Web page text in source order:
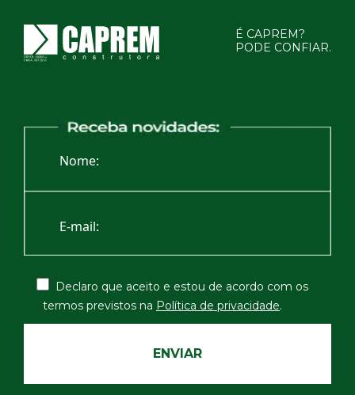
É CAPREM?
PODE CONFIAR.
Declaro que aceito e estou de acordo com os
termos previstos na Política de privacidade.